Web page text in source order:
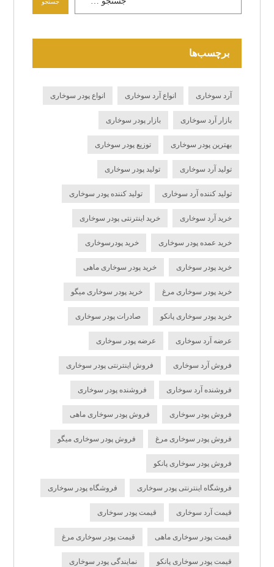
برچسب‌ها
آرد سوخاری انواع آرد سوخاری انواع پودر سوخاری
بازار آرد سوخاری بازار پودر سوخاری
بهترین پودر سوخاری توزیع پودر سوخاری
تولید آرد سوخاری تولید پودر سوخاری
تولید کننده آرد سوخاری تولید کننده پودر سوخاری
خرید آرد سوخاری خرید اینترنتی پودر سوخاری
خرید عمده پودر سوخاری خرید پودرسوخاری
خرید پودر سوخاری خرید پودر سوخاری ماهی
خرید پودر سوخاری مرغ خرید پودر سوخاری میگو
خرید پودر سوخاری پانکو صادرات پودر سوخاری
عرضه آرد سوخاری عرضه پودر سوخاری
فروش آرد سوخاری فروش اینترنتی پودر سوخاری
فروشنده آرد سوخاری فروشنده پودر سوخاری
فروش پودر سوخاری فروش پودر سوخاری ماهی
فروش پودر سوخاری مرغ فروش پودر سوخاری میگو
فروش پودر سوخاری پانکو
فروشگاه اینترنتی پودر سوخاری فروشگاه پودر سوخاری
قیمت آرد سوخاری قیمت پودر سوخاری
قیمت پودر سوخاری ماهی قیمت پودر سوخاری مرغ
قیمت پودر سوخاری پانکو نمایندگی پودر سوخاری